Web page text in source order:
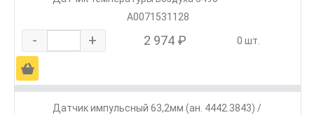
A0071531128
- + 2 974 ₽ 0 шт.
Ä
Датчик импульсный 63,2мм (ан. 4442.3843) /